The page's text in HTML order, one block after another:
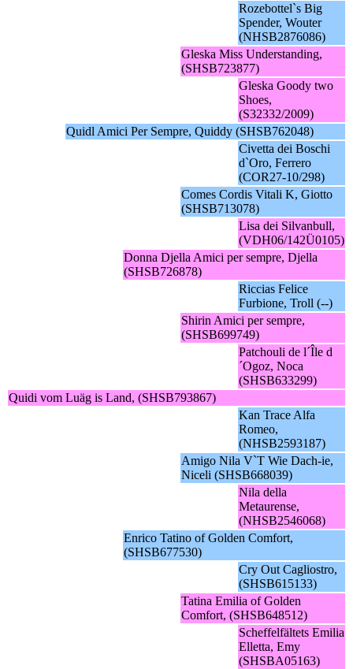
Rozebottel`s Big
Spender, Wouter
(NHSB2876086)
Gleska Miss Understanding,
(SHSB723877)
Gleska Goody two
Shoes,
(S32332/2009)
Quidl Amici Per Sempre, Quiddy (SHSB762048)
Civetta dei Boschi
d`Oro, Ferrero
(COR27-10/298)
Comes Cordis Vitali K, Giotto
(SHSB713078)
Lisa dei Silvanbull,
(VDH06/142Ü0105)
Donna Djella Amici per sempre, Djella
(SHSB726878)
Riccias Felice
Furbione, Troll (--)
Shirin Amici per sempre,
(SHSB699749)
Patchouli de l´Île d
´Ogoz, Noca
(SHSB633299)
Quidi vom Luäg is Land, (SHSB793867)
Kan Trace Alfa
Romeo,
(NHSB2593187)
Amigo Nila V`T Wie Dach-ie,
Niceli (SHSB668039)
Nila della
Metaurense,
(NHSB2546068)
Enrico Tatino of Golden Comfort,
(SHSB677530)
Cry Out Cagliostro,
(SHSB615133)
Tatina Emilia of Golden
Comfort, (SHSB648512)
Scheffelfältets Emilia
Elletta, Emy
(SHSBA05163)